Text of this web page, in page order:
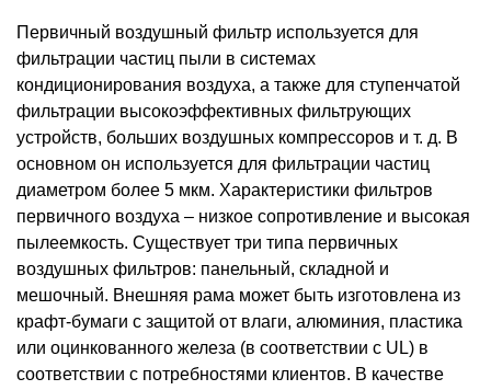
Первичный воздушный фильтр используется для
фильтрации частиц пыли в системах
кондиционирования воздуха, а также для ступенчатой ​​
фильтрации высокоэффективных фильтрующих
устройств, больших воздушных компрессоров и т. д. В
основном он используется для фильтрации частиц
диаметром более 5 мкм. Характеристики фильтров
первичного воздуха – низкое сопротивление и высокая
пылеемкость. Существует три типа первичных
воздушных фильтров: панельный, складной и
мешочный. Внешняя рама может быть изготовлена ​​из
крафт-бумаги с защитой от влаги, алюминия, пластика
или оцинкованного железа (в соответствии с UL) в
соответствии с потребностями клиентов. В качестве